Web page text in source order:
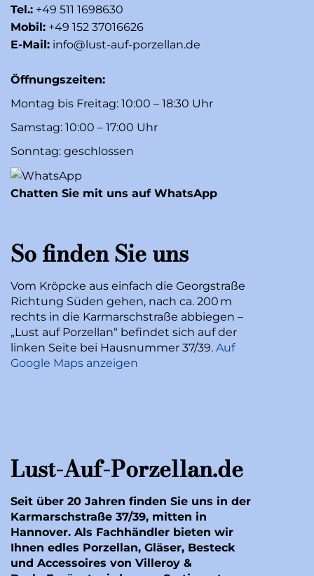
Tel.: +49 511 1698630
Mobil: +49 152 37016626
E-Mail: info@lust-auf-porzellan.de
Öffnungszeiten:
Montag bis Freitag: 10:00 – 18:30 Uhr
Samstag: 10:00 – 17:00 Uhr
Sonntag: geschlossen
Chatten Sie mit uns auf WhatsApp
So finden Sie uns
Vom Kröpcke aus einfach die Georgstraße
Richtung Süden gehen, nach ca. 200 m
rechts in die Karmarschstraße abbiegen –
„Lust auf Porzellan“ befindet sich auf der
linken Seite bei Hausnummer 37/39. Auf
Google Maps anzeigen
Lust-Auf-Porzellan.de
Seit über 20 Jahren finden Sie uns in der
Karmarschstraße 37/39, mitten in
Hannover. Als Fachhändler bieten wir
Ihnen edles Porzellan, Gläser, Besteck
und Accessoires von Villeroy &